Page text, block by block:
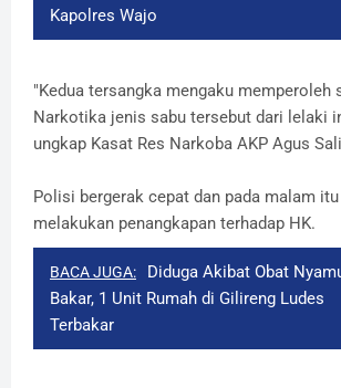
Kapolres Wajo
"Kedua tersangka mengaku memperoleh
Narkotika jenis sabu tersebut dari lelaki
ungkap Kasat Res Narkoba AKP Agus
Polisi bergerak cepat dan pada malam
melakukan penangkapan terhadap HK.
BACA JUGA:
Diduga Akibat Obat
Bakar, 1 Unit Rumah di Gilireng Ludes
Terbakar